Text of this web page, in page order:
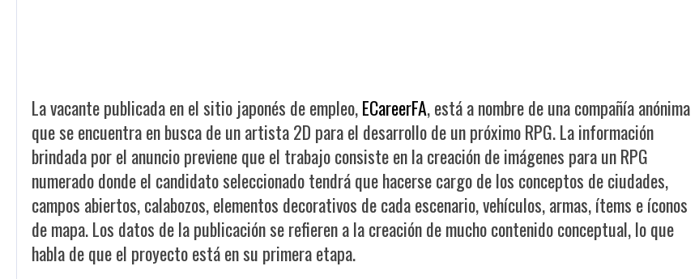
La vacante publicada en el sitio japonés de empleo,ECareerFA, está a nombre de una compañía anónima
que se encuentra en busca de un artista 2D para el desarrollo de un próximo RPG. La información
brindada por el anuncio previene que el trabajo consiste en la creación de imágenes para un RPG
numerado donde el candidato seleccionado tendrá que hacerse cargo de los conceptos de ciudades,
campos abiertos, calabozos, elementos decorativos de cada escenario, vehículos, armas, ítems e íconos
de mapa. Los datos de la publicación se refieren a la creación de mucho contenido conceptual, lo que
habla de que el proyecto está en su primera etapa.